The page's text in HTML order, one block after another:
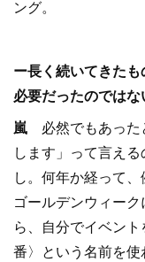
ング。
ー長く続いてきた
必要だったのではな
嵐 必然でもあっ
します」って言え
し。何年か経って
ゴールデンウィー
ら、自分でイベン
番〉という名前を